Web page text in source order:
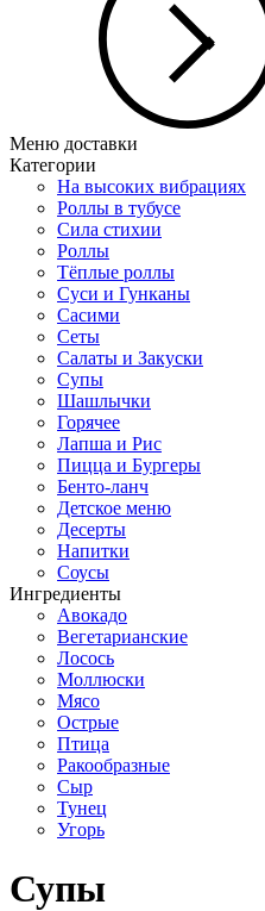
Меню доставки
Категории
На высоких вибрациях
Роллы в тубусе
Сила стихии
Роллы
Тёплые роллы
Суси и Гунканы
Сасими
Сеты
Салаты и Закуски
Супы
Шашлычки
Горячее
Лапша и Рис
Пицца и Бургеры
Бенто-ланч
Детское меню
Десерты
Напитки
Соусы
Ингредиенты
Авокадо
Вегетарианские
Лосось
Моллюски
Мясо
Острые
Птица
Ракообразные
Сыр
Тунец
Угорь
Супы